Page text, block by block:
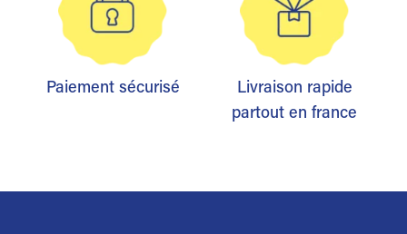
Paiement sécurisé
Livraison rapide
partout en france